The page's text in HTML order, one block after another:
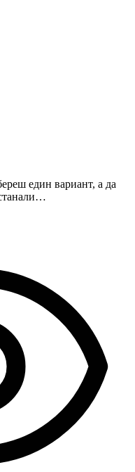
един вариант, а да